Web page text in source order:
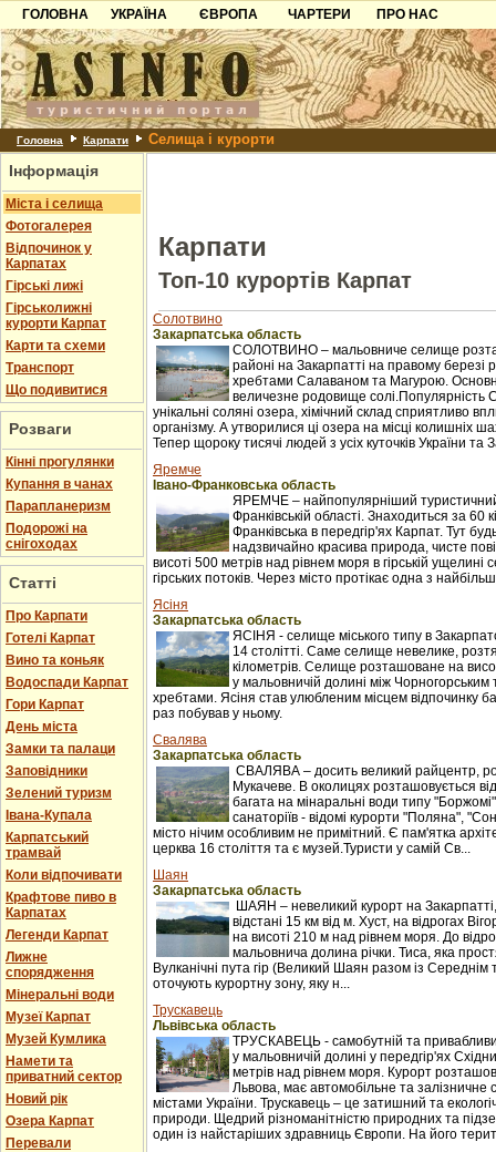
ГОЛОВНА
УКРАЇНА
Карпати
Азов
Причорноморря
Шацьк
ЄВРОПА
Чорногорія
Хорватія
Болгарія
Албанія
ЧАРТЕРИ
ПРО НАС
Контакти
Партнерам
Додати готель
Головна Карпати Селища і курорти
Інформація
Міста і селища
Фотогалерея
Відпочинок у
Карпатах
Гірські лижі
Гірськолижні
курорти Карпат
Карти та схеми
Транспорт
Що подивитися
Розваги
Кінні прогулянки
Купання в чанах
Парапланеризм
Подорожі на
снігоходах
Статті
Про Карпати
Готелі Карпат
Вино та коньяк
Водоспади Карпат
Гори Карпат
День міста
Замки та палаци
Заповідники
Зелений туризм
Івана-Купала
Карпатський
трамвай
Коли відпочивати
Крафтове пиво в
Карпатах
Легенди Карпат
Лижне
спорядження
Мінеральні води
Музеї Карпат
Музей Кумлика
Намети та
приватний сектор
Новий рік
Озера Карпат
Перевали
Карпати
Топ-10 курортів Карпат
Солотвино
Закарпатська область
СОЛОТВИНО – мальовниче селище
районі на Закарпатті на правому березі
хребтами Салаваном та Магурою.
величезне родовище солі.Популярність
унікальні соляні озера, хімічний склад сприятливо
організму. А утворилися ці озера на місці колишніх
Тепер щороку тисячі людей з усіх куточків України та
Яремче
Івано-Франковська область
ЯРЕМЧЕ – найпопулярніший
Франківській області. Знаходиться за 60
Франківська в передгір'ях Карпат. Тут
надзвичайно красива природа, чисте
висоті 500 метрів над рівнем моря в гірській ущелині
гірських потоків. Через місто протікає одна з
Ясіня
Закарпатська область
ЯСІНЯ - селище міського типу в
14 столітті. Саме селище невелике,
кілометрів. Селище розташоване на
у мальовничій долині між
хребтами. Ясіня став улюбленим місцем відпочинку
раз побував у ньому.
Свалява
Закарпатська область
СВАЛЯВА – досить великий райцентр,
Мукачеве. В околицях розташовується
багата на мінаральні води типу
санаторіїв - відомі курорти "Поляна",
місто нічим особливим не примітний. Є пам'ятка
церква 16 століття та є музей.Туристи у самій Св...
Шаян
Закарпатська область
ШАЯН – невеликий курорт на
відстані 15 км від м. Хуст, на відрогах
на висоті 210 м над рівнем моря. До
мальовнича долина річки. Тиса, яка
Вулканічні пута гір (Великий Шаян разом із
оточують курортну зону, яку н...
Трускавець
Львівська область
ТРУСКАВЕЦЬ - самобутній та
у мальовничій долині у передгір'ях
метрів над рівнем моря. Курорт
Львова, має автомобільне та залізничне
містами України. Трускавець – це затишний та
природи. Щедрий різноманітністю природних та
один із найстаріших здравниць Європи. На його